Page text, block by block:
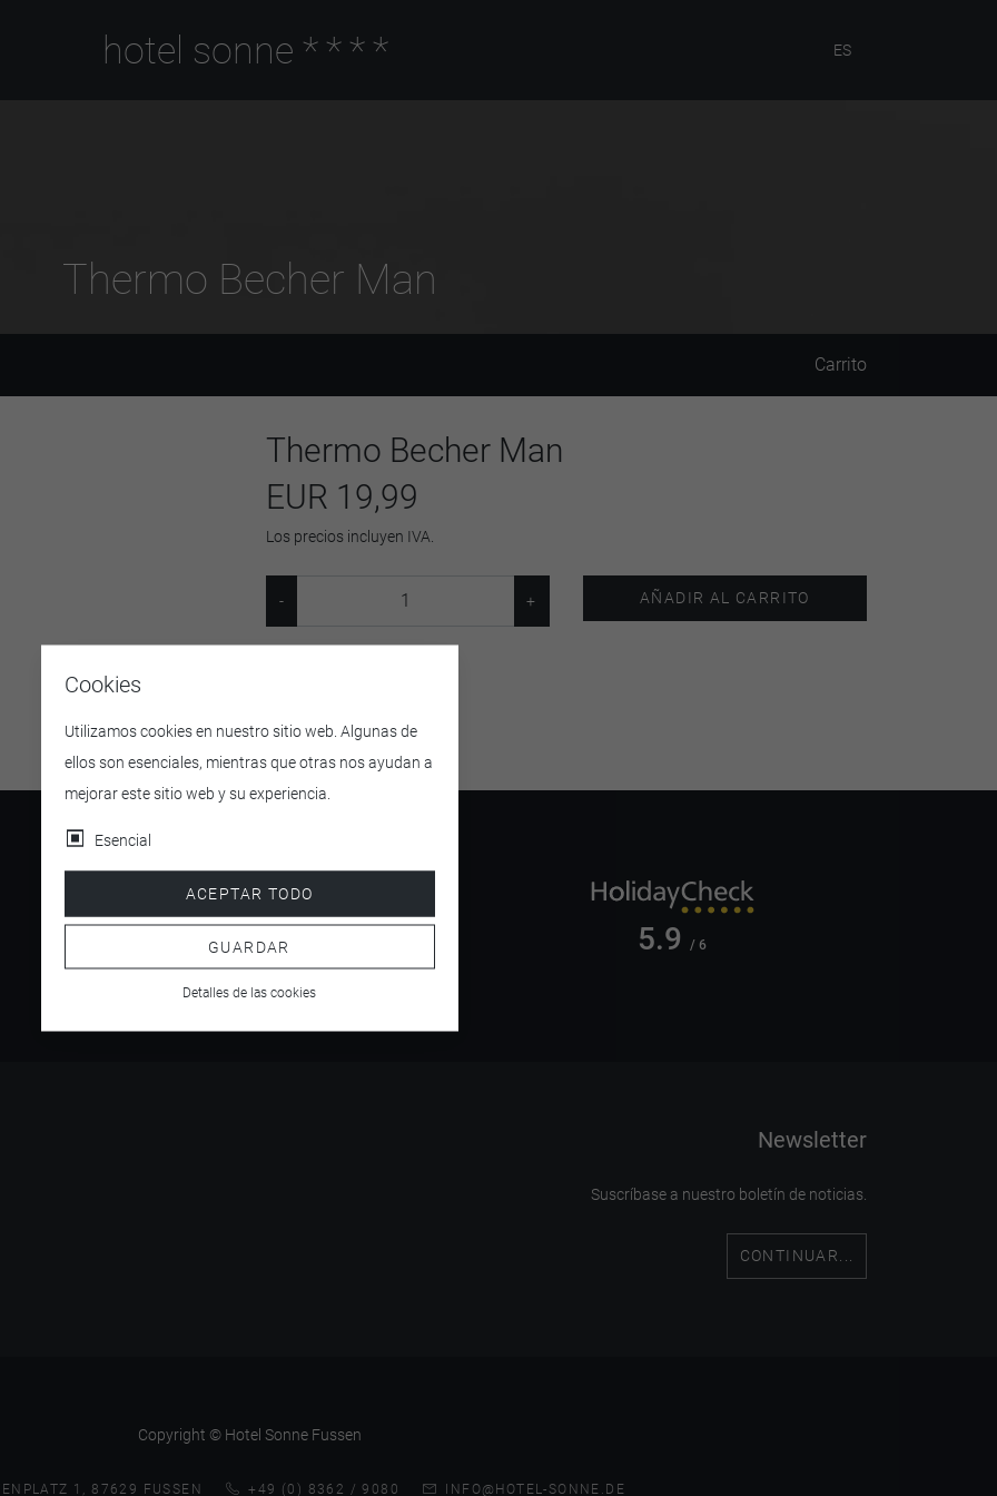
hotel sonne **** ES
Thermo Becher Man
Carrito
Thermo Becher Man
EUR 19,99
Los precios incluyen IVA.
AÑADIR AL CARRITO
4.5/ 5 5.9 / 6
Newsletter
Suscríbase a nuestro boletín de noticias.
CONTINUAR...
Copyright © Hotel Sonne Fussen
1, 87629 FUSSEN +49 (0) 8362 / 9080 INFO@HOTEL-SONNE.DE
Cookies
Utilizamos cookies en nuestro sitio web. Algunas de
ellos son esenciales, mientras que otras nos ayudan a
mejorar este sitio web y su experiencia.
Esencial
ACEPTAR TODO
GUARDAR
Detalles de las cookies